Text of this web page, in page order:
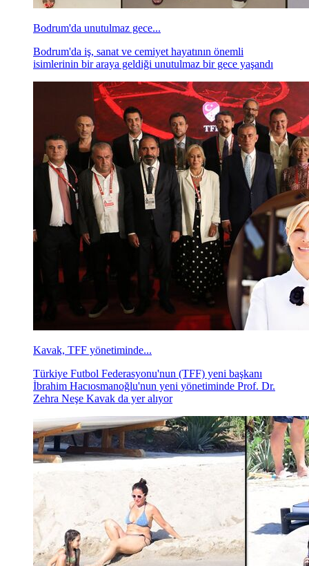
Bodrum'da unutulmaz gece...
Bodrum'da iş, sanat ve cemiyet hayatının önemli
isimlerinin bir araya geldiği unutulmaz bir gece yaşandı
Kavak, TFF yönetiminde...
Türkiye Futbol Federasyonu'nun (TFF) yeni başkanı
İbrahim Hacıosmanoğlu'nun yeni yönetiminde Prof. Dr.
Zehra Neşe Kavak da yer alıyor